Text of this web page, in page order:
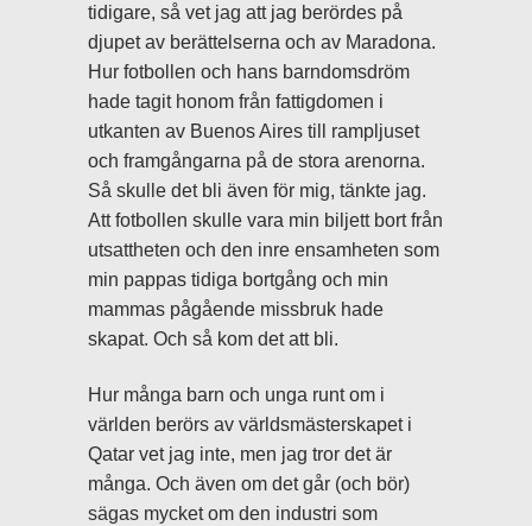
tidigare, så vet jag att jag berördes på
djupet av berättelserna och av Maradona.
Hur fotbollen och hans barndomsdröm
hade tagit honom från fattigdomen i
utkanten av Buenos Aires till rampljuset
och framgångarna på de stora arenorna.
Så skulle det bli även för mig, tänkte jag.
Att fotbollen skulle vara min biljett bort från
utsattheten och den inre ensamheten som
min pappas tidiga bortgång och min
mammas pågående missbruk hade
skapat. Och så kom det att bli.
Hur många barn och unga runt om i
världen berörs av världsmästerskapet i
Qatar vet jag inte, men jag tror det är
många. Och även om det går (och bör)
sägas mycket om den industri som